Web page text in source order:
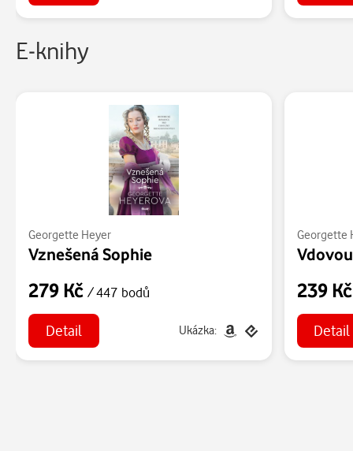
E-knihy
Georgette Heyer
Vznešená Sophie
279 Kč / 447 bodů
Detail Ukázka:
Georgette
239
Detail